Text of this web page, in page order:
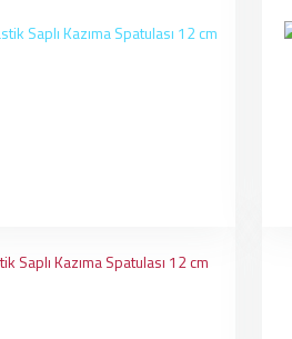
Saplı Kazıma Spatulası 12 cm